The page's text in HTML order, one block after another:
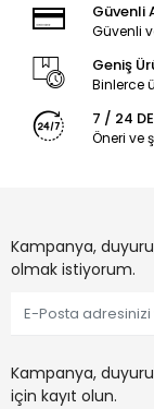
Güvenli
Güvenli
Geniş
Binlerce
7 / 24
Öneri ve
Kampanya,
olmak istiyorum.
Kampanya,
için kayıt olun.